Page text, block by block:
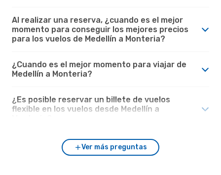
Al realizar una reserva, ¿cuando es el mejor
momento para conseguir los mejores precios
para los vuelos de Medellín a Monteria?
¿Cuando es el mejor momento para viajar de
Medellín a Monteria?
¿Es posible reservar un billete de vuelos
flexible en los vuelos desde Medellín a
Ver más preguntas